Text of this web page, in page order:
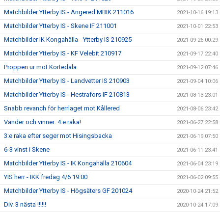
Matchbilder Ytterby IS - Angered MBIK 211016 2021-10-16 19:13
Matchbilder Ytterby IS - Skene IF 211001 2021-10-01 22:53
Matchbilder IK Kongahälla - Ytterby IS 210925 2021-09-26 00:29
Matchbilder Ytterby IS - KF Velebit 210917 2021-09-17 22:40
Proppen ur mot Kortedala 2021-09-12 07:46
Matchbilder Ytterby IS - Landvetter IS 210903 2021-09-04 10:06
Matchbilder Ytterby IS - Hestrafors IF 210813 2021-08-13 23:01
Snabb revanch för herrlaget mot Kållered 2021-08-06 23:42
Vänder och vinner: 4:e raka! 2021-06-27 22:58
3:e raka efter seger mot Hisingsbacka 2021-06-19 07:50
6-3 vinst i Skene 2021-06-11 23:41
Matchbilder Ytterby IS - IK Kongahälla 210604 2021-06-04 23:19
YIS herr - IKK fredag 4/6 19:00 2021-06-02 09:55
Matchbilder Ytterby IS - Högsäters GF 201024 2020-10-24 21:52
Div. 3 nästa !!!!!! 2020-10-24 17:09